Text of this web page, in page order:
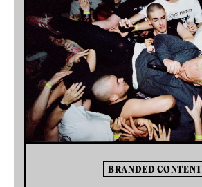
BRANDED CONTENT